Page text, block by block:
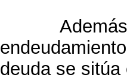
Además,
deuda se